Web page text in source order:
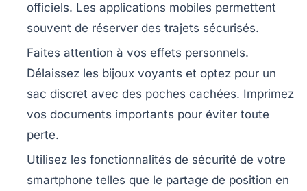
officiels. Les applications mobiles permettent
souvent de réserver des trajets sécurisés.
Faites attention à vos effets personnels.
Délaissez les bijoux voyants et optez pour un
sac discret avec des poches cachées. Imprimez
vos documents importants pour éviter toute
perte.
Utilisez les fonctionnalités de sécurité de votre
smartphone telles que le partage de position en